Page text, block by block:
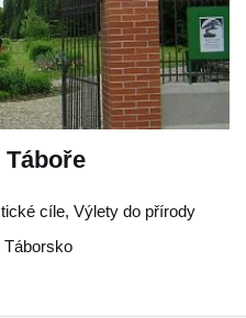
cíle, Výlety do přírody
Táborsko